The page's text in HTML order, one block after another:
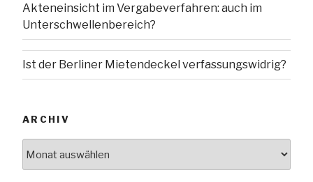
Akteneinsicht im Vergabeverfahren: auch im
Unterschwellenbereich?
Ist der Berliner Mietendeckel verfassungswidrig?
ARCHIV